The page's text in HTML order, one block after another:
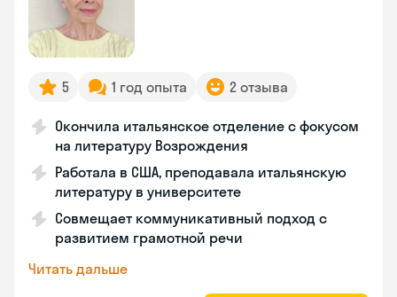
5 1 год опыта 2 отзыва
Окончила итальянское отделение с фокусом
на литературу Возрождения
Работала в США, преподавала итальянскую
литературу в университете
Совмещает коммуникативный подход с
развитием грамотной речи
Читать дальше